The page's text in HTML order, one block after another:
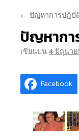
← ปัญหาการปฏิบั
ปัญหากา
เขียนบน4 มิถุนาย
Facebook